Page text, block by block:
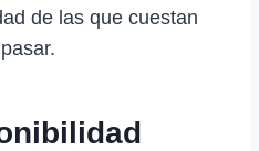
de las que cuestan